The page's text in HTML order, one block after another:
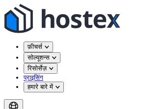
फ़ीचर्स
सोल्यूशन्स
रिसोर्सेज़
प्राइसिंग
हमारे बारे में